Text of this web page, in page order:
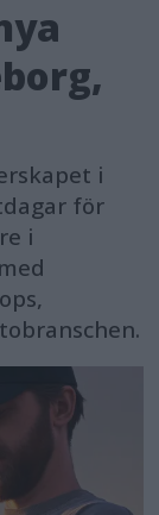
i
för
i